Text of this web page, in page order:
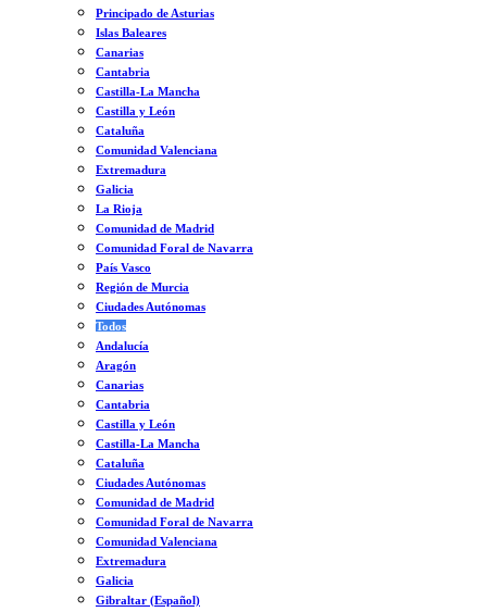
Principado de Asturias
Islas Baleares
Canarias
Cantabria
Castilla-La Mancha
Castilla y León
Cataluña
Comunidad Valenciana
Extremadura
Galicia
La Rioja
Comunidad de Madrid
Comunidad Foral de Navarra
País Vasco
Región de Murcia
Ciudades Autónomas
Todos
Andalucía
Aragón
Canarias
Cantabria
Castilla y León
Castilla-La Mancha
Cataluña
Ciudades Autónomas
Comunidad de Madrid
Comunidad Foral de Navarra
Comunidad Valenciana
Extremadura
Galicia
Gibraltar (Español)